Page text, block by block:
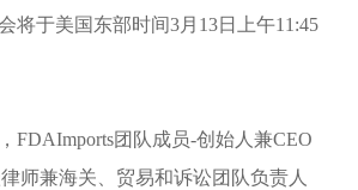
将于美国东部时间3月13日上午11:45
FDAImports团队成员-创始人兼CEO
师兼海关、贸易和诉讼团队负责人